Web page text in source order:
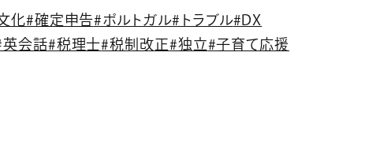
化#確定申告#ポルトガル#トラブル#DX
英会話#税理士#税制改正#独立#子育て応援